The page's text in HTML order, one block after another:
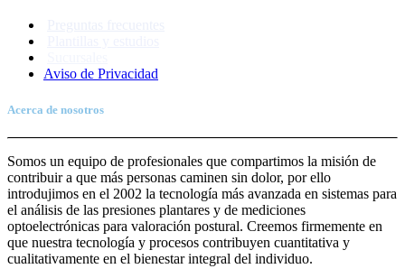
Aviso de Privacidad
Acerca de nosotros
Somos un equipo de profesionales que compartimos la misión de
contribuir a que más personas caminen sin dolor, por ello
introdujimos en el 2002 la tecnología más avanzada en sistemas para
el análisis de las presiones plantares y de mediciones
optoelectrónicas para valoración postural. Creemos firmemente en
que nuestra tecnología y procesos contribuyen cuantitativa y
cualitativamente en el bienestar integral del individuo.